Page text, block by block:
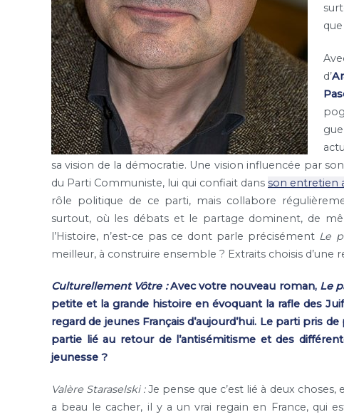
d’
sa vision de la démocratie. Une vision influencée par
du Parti Communiste, lui qui confiait dans son entretien
rôle politique de ce parti, mais collabore
surtout, où les débats et le partage dominent, de
l’Histoire, n’est-ce pas ce dont parle précisément Le
meilleur, à construire ensemble ? Extraits choisis
Culturellement Vôtre : Avec votre nouveau roman,Le
petite et la grande histoire en évoquant la rafle des
regard de jeunes Français d’aujourd’hui. Le parti pris
partie lié au retour de l’antisémitisme et des
jeunesse ?
Valère Staraselski :Je pense que c’est lié à deux
a beau le cacher, il y a un vrai regain en France, qui